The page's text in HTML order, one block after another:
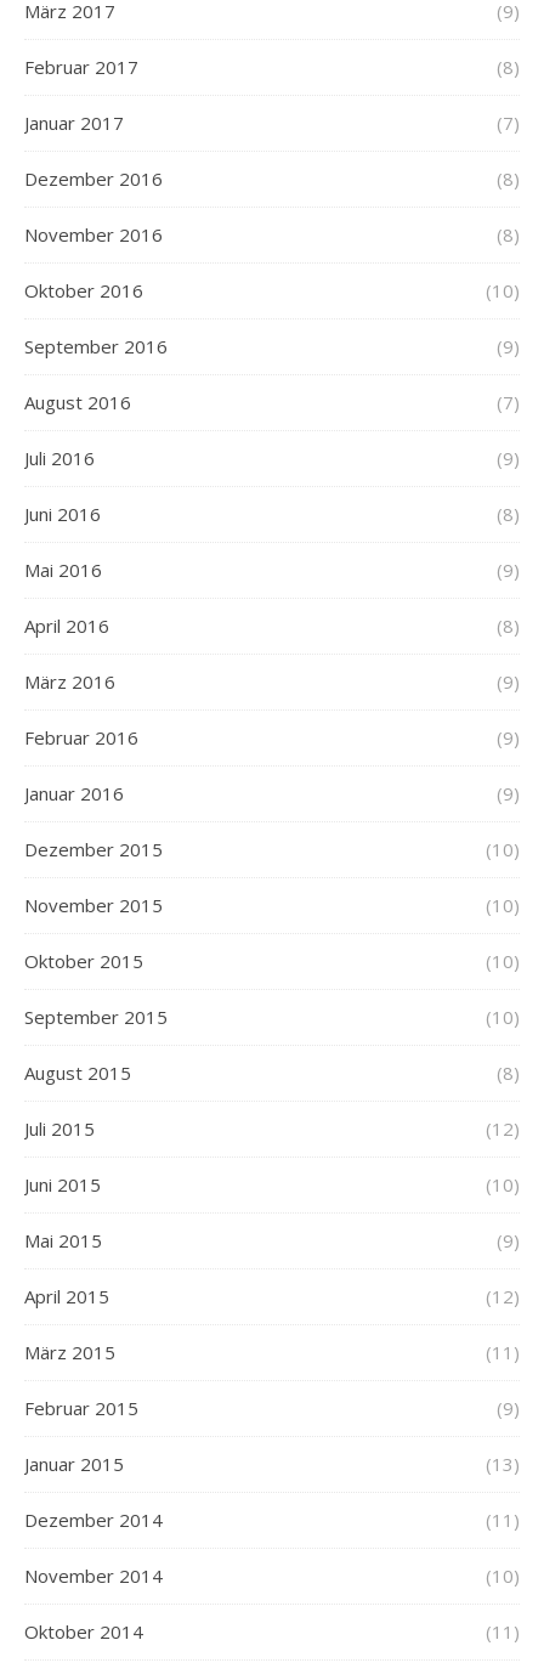
März 2017 (9)
Februar 2017 (8)
Januar 2017 (7)
Dezember 2016 (8)
November 2016 (8)
Oktober 2016 (10)
September 2016 (9)
August 2016 (7)
Juli 2016 (9)
Juni 2016 (8)
Mai 2016 (9)
April 2016 (8)
März 2016 (9)
Februar 2016 (9)
Januar 2016 (9)
Dezember 2015 (10)
November 2015 (10)
Oktober 2015 (10)
September 2015 (10)
August 2015 (8)
Juli 2015 (12)
Juni 2015 (10)
Mai 2015 (9)
April 2015 (12)
März 2015 (11)
Februar 2015 (9)
Januar 2015 (13)
Dezember 2014 (11)
November 2014 (10)
Oktober 2014 (11)